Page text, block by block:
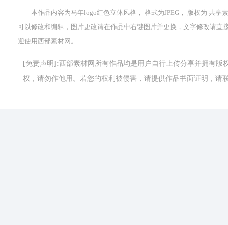
本作品内容为马年logo红色立体风格， 格式为JPEG， 版权为 共
可以修改和编辑，图片更改请在作品中右键图片并更换，文字修改请
迎使用西部素材网。
[免责声明]:西部素材网所有作品均是用户自行上传分享并拥有
权，请勿作他用。若您的权利被侵害，请提供作品书面证明，请